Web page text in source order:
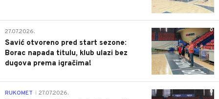
0
27.07.2026.
Savić otvoreno pred start sezone:
Borac napada titulu, klub ulazi bez
dugova prema igračima!
0
RUKOMET 27.07.2026.